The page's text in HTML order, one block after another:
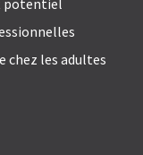
potentiel
chez les adultes